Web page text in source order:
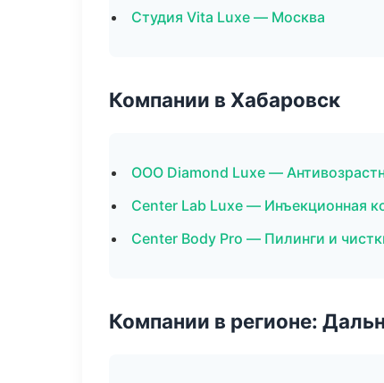
Студия Vita Luxe — Москва
Компании в Хабаровск
ООО Diamond Luxe —
Center Lab Luxe — Инъекционная
Center Body Pro — Пилинги и
Компании в регионе: